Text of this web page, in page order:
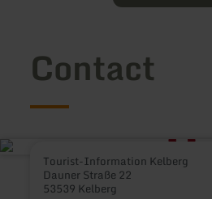
Contact
Tourist-Information Kelberg
Dauner Straße 22
53539 Kelberg